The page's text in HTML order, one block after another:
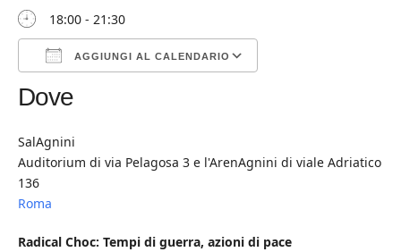
18:00 - 21:30
AGGIUNGI AL CALENDARIO
Download ICS
Dove
SalAgnini
Auditorium di via Pelagosa 3 e l'ArenAgnini di viale Adriatico
136
Roma
Radical Choc: Tempi di guerra, azioni di pace